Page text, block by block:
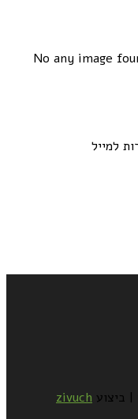
No any image
למייל
zivuch